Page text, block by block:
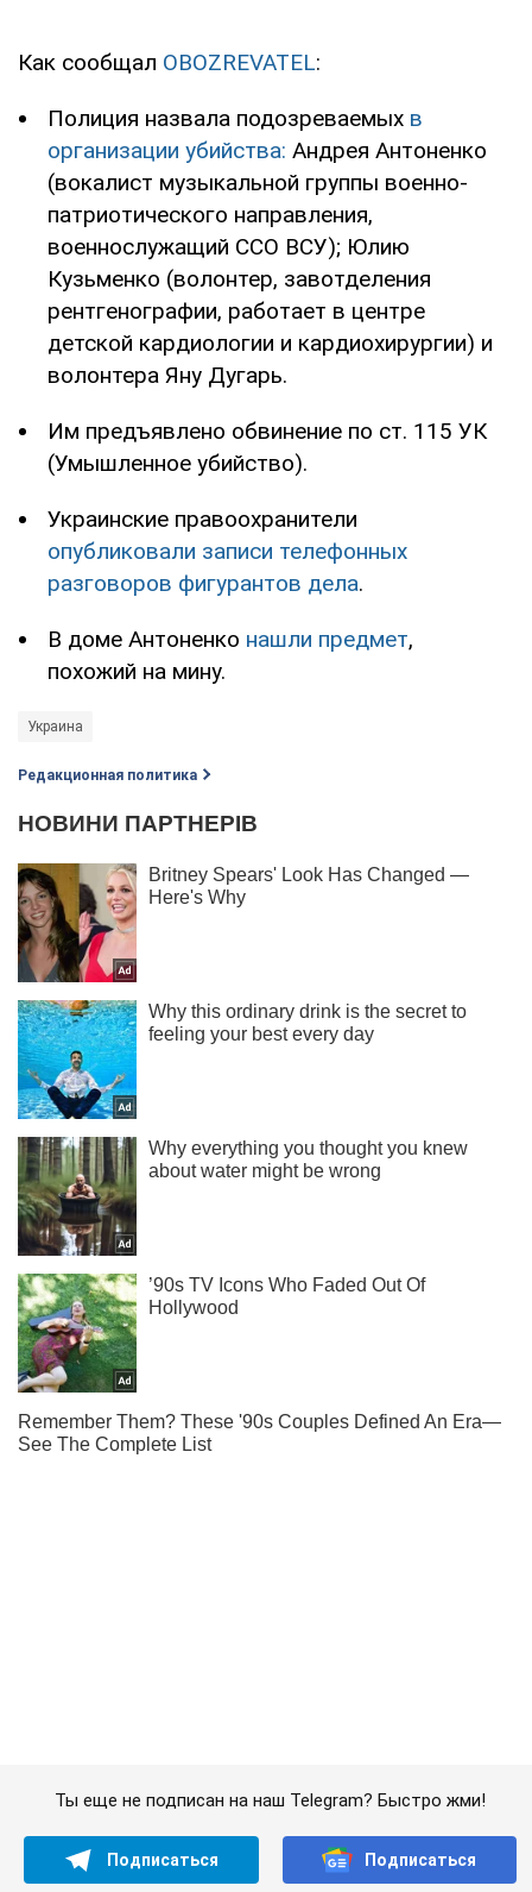
Как сообщал OBOZREVATEL:
Полиция назвала подозреваемых в
организации убийства: Андрея Антоненко
(вокалист музыкальной группы военно-
патриотического направления,
военнослужащий ССО ВСУ); Юлию
Кузьменко (волонтер, завотделения
рентгенографии, работает в центре
детской кардиологии и кардиохирургии) и
волонтера Яну Дугарь.
Им предъявлено обвинение по ст. 115 УК
(Умышленное убийство).
Украинские правоохранители
опубликовали записи телефонных
разговоров фигурантов дела.
В доме Антоненко нашли предмет,
похожий на мину.
Украина
Редакционная политика